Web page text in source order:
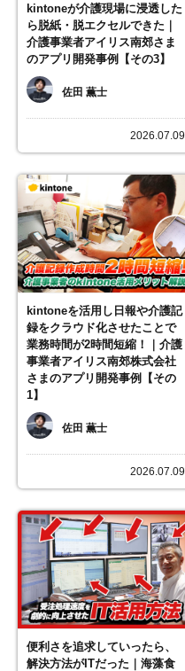
kintoneが介護現場に浸透した
ら脱紙・脱エクセルできた｜
介護事業者アイリス南郊さま
のアプリ開発事例【その3】
佐田 薫士
2026.07.09
kintoneを活用し日報や介護記
録をクラウド化させたことで
業務時間が2時間短縮！｜介護
事業者アイリス南郊株式会社
さまのアプリ開発事例【その
1】
佐田 薫士
2026.07.09
便利さを追求していったら、
解決方法がITだった｜海藻食